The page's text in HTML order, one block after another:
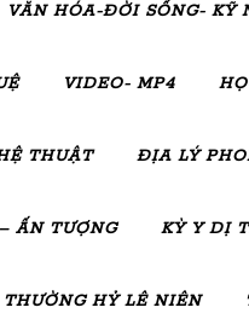
VĂN HÓA-ĐỜI SỐNG- KỸ
VIDEO- MP4
THUẬT ĐỊA LÝ
ẤN TƯỢNG KỲ Y DỊ
HỶ LÊ NIÊN